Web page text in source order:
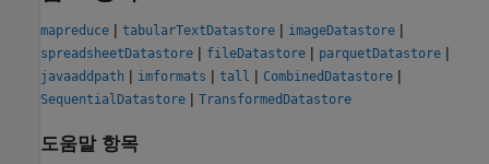
mapreduce | tabularTextDatastore | imageDatastore |
spreadsheetDatastore | fileDatastore | parquetDatastore |
javaaddpath | imformats | tall | CombinedDatastore |
SequentialDatastore | TransformedDatastore
도움말 항목